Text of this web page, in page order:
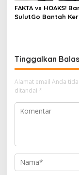
FAKTA vs HOAKS!
SulutGo Bantah
Tinggalkan
Alamat email Anda
ditandai *